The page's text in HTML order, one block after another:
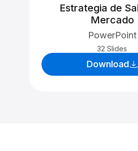
Estrategia de
Mercado
PowerPoint
32 Slides
Download